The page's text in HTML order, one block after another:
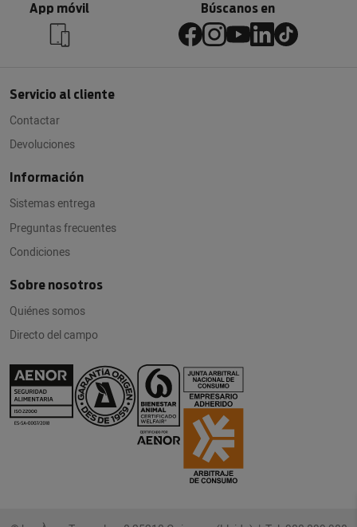
App móvil Búscanos en
Servicio al cliente
Contactar
Devoluciones
Información
Sistemas entrega
Preguntas frecuentes
Condiciones
Sobre nosotros
Quiénes somos
Directo del campo